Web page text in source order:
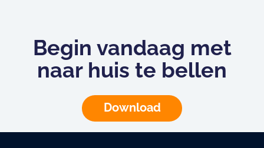
Begin vandaag met
naar huis te bellen
Download